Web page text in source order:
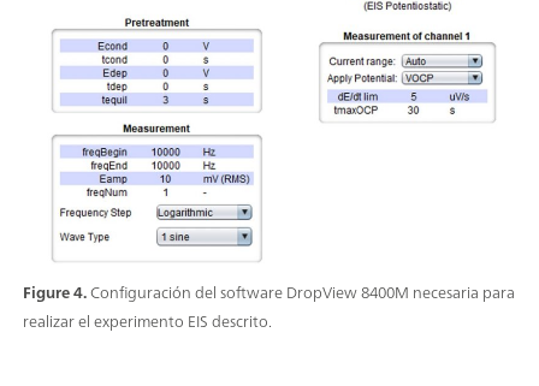
Figure 4.Configuración del software DropView 8400M necesaria para
realizar el experimento EIS descrito.